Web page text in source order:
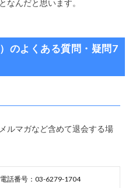
なんだと思います。
のよくある質問・疑問7
ルマガなど含めて退会する場
電話番号：03-6279-1704